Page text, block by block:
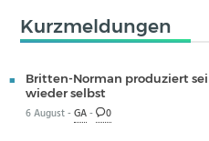
Kurzmeldungen
Britten-Norman produziert
wieder selbst
6 August -GA- 0